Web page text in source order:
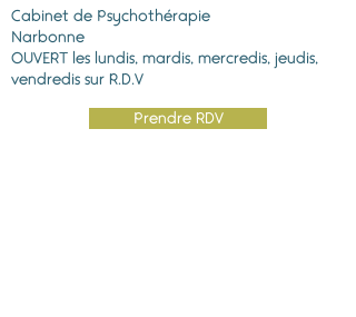
Cabinet de Psychothérapie
Narbonne
OUVERT les lundis, mardis, mercredis, jeudis,
vendredis sur R.D.V
Prendre RDV